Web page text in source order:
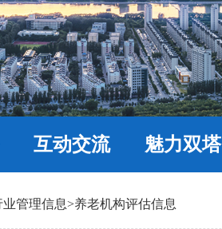
互动交流 魅力双塔
管理信息>养老机构评估信息